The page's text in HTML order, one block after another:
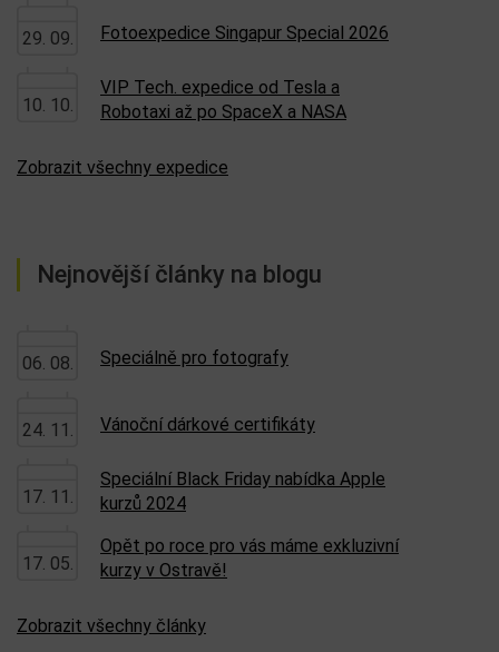
29. 09. Fotoexpedice Singapur Special 2026
10. 10.
VIP Tech. expedice od Tesla a
Robotaxi až po SpaceX a NASA
Zobrazit všechny expedice
Nejnovější články na blogu
06. 08. Speciálně pro fotografy
24. 11. Vánoční dárkové certifikáty
17. 11.
Speciální Black Friday nabídka Apple
kurzů 2024
17. 05.
Opět po roce pro vás máme exkluzivní
kurzy v Ostravě!
Zobrazit všechny články